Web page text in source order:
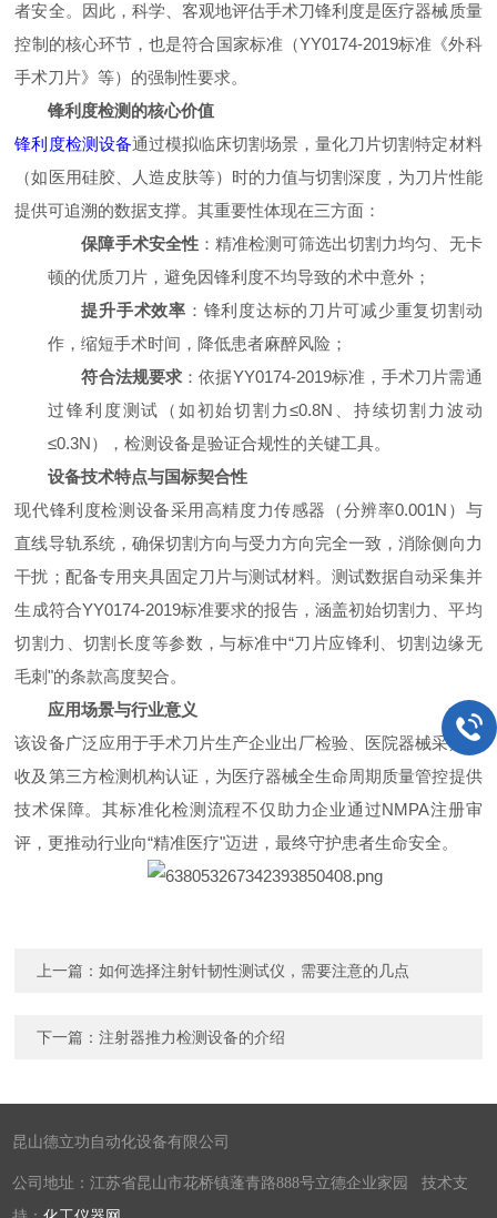
者安全。因此，科学、客观地评估手术刀锋利度是医疗器械质量
控制的核心环节，也是符合国家标准（YY0174-2019标准 《外科
手术刀片》等）的强制性要求。
锋利度检测的核心价值
锋利度检测设备通过模拟临床切割场景，量化刀片切割特定材料
（如医用硅胶、人造皮肤等）时的力值与切割深度，为刀片性能
提供可追溯的数据支撑。其重要性体现在三方面：
保障手术安全性：精准检测可筛选出切割力均匀、无卡
顿的优质刀片，避免因锋利度不均导致的术中意外；
提升手术效率 ：锋利度达标的刀片可减少重复切割动
作，缩短手术时间，降低患者麻醉风险；
符合法规要求 ：依据YY0174-2019标准，手术刀片需通
过锋利度测试（如初始切割力≤0.8N、持续切割力波动
≤0.3N），检测设备是验证合规性的关键工具。
设备技术特点与国标契合性
现代锋利度检测设备采用高精度力传感器（分辨率0.001N）与
直线导轨系统，确保切割方向与受力方向完全一致，消除侧向力
干扰；配备专用夹具固定刀片与测试材料。测试数据自动采集并
生成符合YY0174-2019标准要求的报告，涵盖初始切割力、平均
切割力、切割长度等参数，与标准中“刀片应锋利、切割边缘无
毛刺"的条款高度契合。
应用场景与行业意义
该设备广泛应用于手术刀片生产企业出厂检验、医院器械采购验
收及第三方检测机构认证，为医疗器械全生命周期质量管控提供
技术保障。其标准化检测流程不仅助力企业通过NMPA注册审
评，更推动行业向“精准医疗"迈进，最终守护患者生命安全。
上一篇：如何选择注射针韧性测试仪，需要注意的几点
下一篇：注射器推力检测设备的介绍
昆山德立功自动化设备有限公司
公司地址：江苏省昆山市花桥镇蓬青路888号立德企业家园 技术支